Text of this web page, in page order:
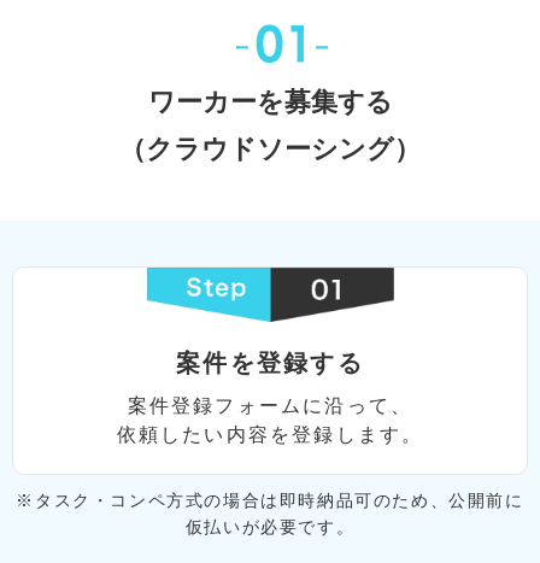
ワーカーを募集する
（クラウドソーシング）
案件を登録する
案件登録フォームに沿って、
依頼したい内容を登録します。
※タスク・コンペ⽅式の場合は即時納品可のため、公開前に
仮払いが必要です。